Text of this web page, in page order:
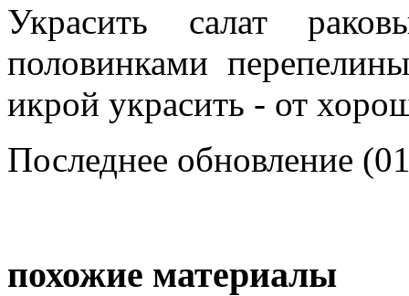
Украсить салат
половинками
икрой украсить - от
Последнее обновление
похожие материалы